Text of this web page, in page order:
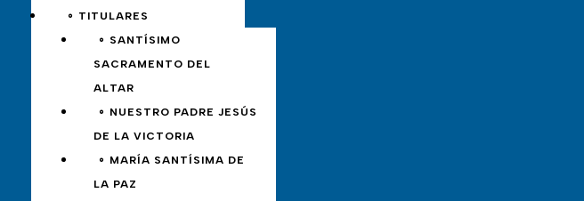
∘ TITULARES
∘ SANTÍSIMO
SACRAMENTO DEL
ALTAR
∘ NUESTRO PADRE JESÚS
DE LA VICTORIA
∘ MARÍA SANTÍSIMA DE
LA PAZ